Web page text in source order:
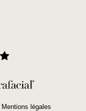
Mentions légales